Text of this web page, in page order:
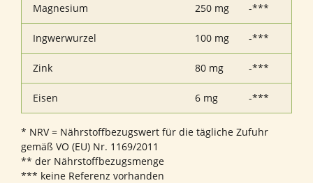
Magnesium 250 mg -***
Ingwerwurzel 100 mg -***
Zink 80 mg -***
Eisen 6 mg -***
* NRV = Nährstoffbezugswert für die tägliche Zufuhr
gemäß VO (EU) Nr. 1169/2011
** der Nährstoffbezugsmenge
*** keine Referenz vorhanden